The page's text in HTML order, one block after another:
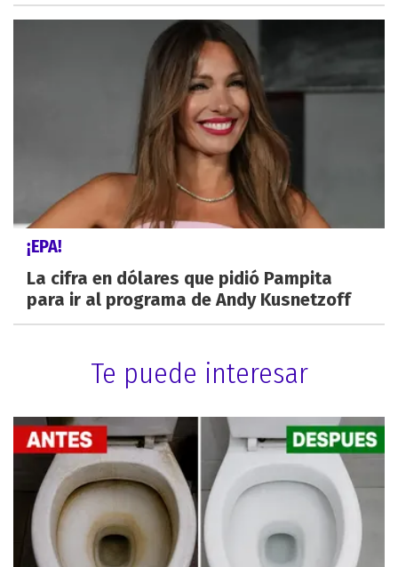
¡EPA!
La cifra en dólares que pidió Pampita
para ir al programa de Andy Kusnetzoff
Te puede interesar